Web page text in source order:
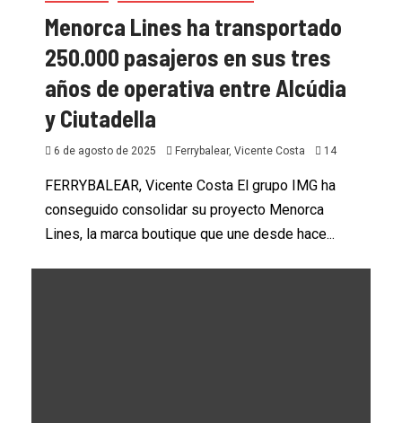
Menorca Lines ha transportado
250.000 pasajeros en sus tres
años de operativa entre Alcúdia
y Ciutadella
6 de agosto de 2025 Ferrybalear, Vicente Costa 14
FERRYBALEAR, Vicente Costa El grupo IMG ha
conseguido consolidar su proyecto Menorca
Lines, la marca boutique que une desde hace...